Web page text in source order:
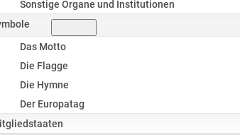
Sonstige Organe und Institutionen
Das Motto
Die Flagge
Die Hymne
Der Europatag